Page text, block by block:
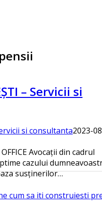
– Servicii si
si consultanta2023-
Avocații din cadrul
cazului
susținerilor…
cum sa iti construiesti